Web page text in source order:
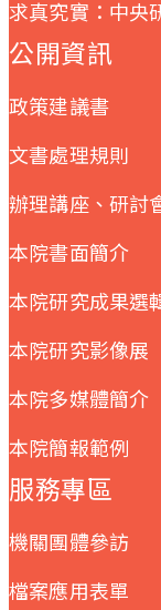
求真究實：中央
公開資訊
政策建議書
文書處理規則
辦理講座、研討
本院書面簡介
本院研究成果選
本院研究影像展
本院多媒體簡介
本院簡報範例
服務專區
機關團體參訪
檔案應用表單